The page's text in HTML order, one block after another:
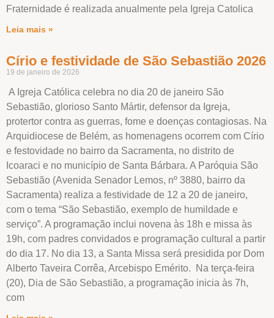
Fraternidade é realizada anualmente pela Igreja Catolica
Leia mais »
Círio e festividade de São Sebastião 2026
19 de janeiro de 2026
A Igreja Católica celebra no dia 20 de janeiro São
Sebastião, glorioso Santo Mártir, defensor da Igreja,
protertor contra as guerras, fome e doenças contagiosas. Na
Arquidiocese de Belém, as homenagens ocorrem com Círio
e festovidade no bairro da Sacramenta, no distrito de
Icoaraci e no município de Santa Bárbara. A Paróquia São
Sebastião (Avenida Senador Lemos, nº 3880, bairro da
Sacramenta) realiza a festividade de 12 a 20 de janeiro,
com o tema “São Sebastião, exemplo de humildade e
serviço”. A programação inclui novena às 18h e missa às
19h, com padres convidados e programação cultural a partir
do dia 17. No dia 13, a Santa Missa será presidida por Dom
Alberto Taveira Corrêa, Arcebispo Emérito. Na terça-feira
(20), Dia de São Sebastião, a programação inicia às 7h,
com